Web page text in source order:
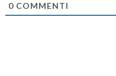
0COMMENTI